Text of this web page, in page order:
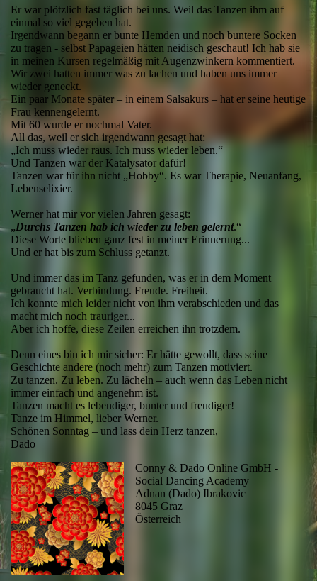
Er war plötzlich fast täglich bei uns. Weil das Tanzen ihm auf
einmal so viel gegeben hat.
Irgendwann begann er bunte Hemden und noch buntere Socken
zu tragen - selbst Papageien hätten neidisch geschaut! Ich hab sie
in meinen Kursen regelmäßig mit Augenzwinkern kommentiert.
Wir zwei hatten immer was zu lachen und haben uns immer
wieder geneckt.
Ein paar Monate später – in einem Salsakurs – hat er seine heutige
Frau kennengelernt.
Mit 60 wurde er nochmal Vater.
All das, weil er sich irgendwann gesagt hat:
„Ich muss wieder raus. Ich muss wieder leben.“
Und Tanzen war der Katalysator dafür!
Tanzen war für ihn nicht „Hobby“. Es war Therapie, Neuanfang,
Lebenselixier.
Werner hat mir vor vielen Jahren gesagt:
„Durchs Tanzen hab ich wieder zu leben gelernt.“
Diese Worte blieben ganz fest in meiner Erinnerung...
Und er hat bis zum Schluss getanzt.
Und immer das im Tanz gefunden, was er in dem Moment
gebraucht hat. Verbindung. Freude. Freiheit.
Ich konnte mich leider nicht von ihm verabschieden und das
macht mich noch trauriger...
Aber ich hoffe, diese Zeilen erreichen ihn trotzdem.
Denn eines bin ich mir sicher: Er hätte gewollt, dass seine
Geschichte andere (noch mehr) zum Tanzen motiviert.
Zu tanzen. Zu leben. Zu lächeln – auch wenn das Leben nicht
immer einfach und angenehm ist.
Tanzen macht es lebendiger, bunter und freudiger!
Tanze im Himmel, lieber Werner.
Schönen Sonntag – und lass dein Herz tanzen,
Dado
Conny & Dado Online GmbH -
Social Dancing Academy
Adnan (Dado) Ibrakovic
8045 Graz
Österreich